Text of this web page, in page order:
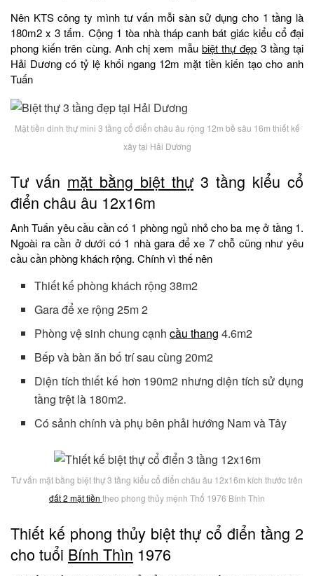
Nên KTS công ty mình tư vấn mỗi sàn sử dụng cho 1 tầng là
180m2 x 3 tấm. Cộng 1 tòa nhà tháp canh bát giác kiểu cổ đại
phong kiến trên cùng. Anh chị xem mẫu biệt thự đẹp 3 tầng tại
Hải Dương có tỷ lệ khối ngang 12m mặt tiền kiến tạo cho anh
Tuấn
Mặt tiền dinh thự mini 3 tầng cổ điển châu âu rộng 12m bề sâu 16m thiết kế
xây tại Hải Dương
Tư vấn mặt bằng biệt thự 3 tầng kiểu cổ
điển châu âu 12x16m
Anh Tuấn yêu cầu cần có 1 phòng ngủ nhỏ cho ba mẹ ở tầng 1.
Ngoài ra cần ở dưới có 1 nhà gara để xe 7 chỗ cũng như yêu
cầu cần phòng khách rộng. Chính vì thế nên
Thiết kế phòng khách rộng 38m2
Gara để xe rộng 25m 2
Phòng vệ sinh chung cạnhcầu thang 4.6m2
Bếp và bàn ăn bố trí sau cùng 20m2
Diện tích thiết kế hơn 190m2 nhưng diện tích sử dụng
tầng trệt là 180m2.
Có sảnh chính và phụ bên phải hướng Nam và Tây
Tư vấn mặt bằng biệt thự 3 tầng kiểu cổ điển châu âu 12x16m kích thước trên
đất 2 mặt tiền theo phong thủy mệnh Thổ 1976 Bính Thìn
Thiết kế phong thủy biệt thự cổ điển tầng 2
cho tuổi Bính Thìn 1976